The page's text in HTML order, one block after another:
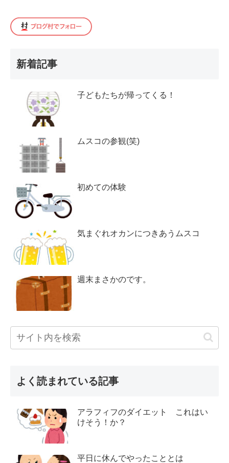
新着記事
子どもたちが帰ってくる！
ムスコの参観(笑)
初めての体験
気まぐれオカンにつきあうムスコ
週末まさかのです。
よく読まれている記事
アラフィフのダイエット これはい
けそう！か？
平日に休んでやったこととは